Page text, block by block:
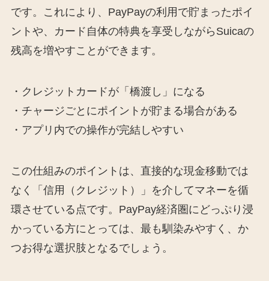
です。これにより、PayPayの利用で貯まったポイ
ントや、カード自体の特典を享受しながらSuicaの
残高を増やすことができます。
・クレジットカードが「橋渡し」になる
・チャージごとにポイントが貯まる場合がある
・アプリ内での操作が完結しやすい
この仕組みのポイントは、直接的な現金移動では
なく「信用（クレジット）」を介してマネーを循
環させている点です。PayPay経済圏にどっぷり浸
かっている方にとっては、最も馴染みやすく、か
つお得な選択肢となるでしょう。